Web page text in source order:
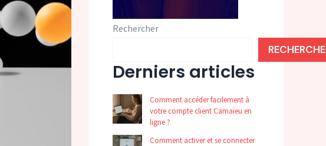
Rechercher
Derniers articles
Comment accéder facilement à
votre compte client Camaïeu en
ligne ?
Comment activer et se connecter